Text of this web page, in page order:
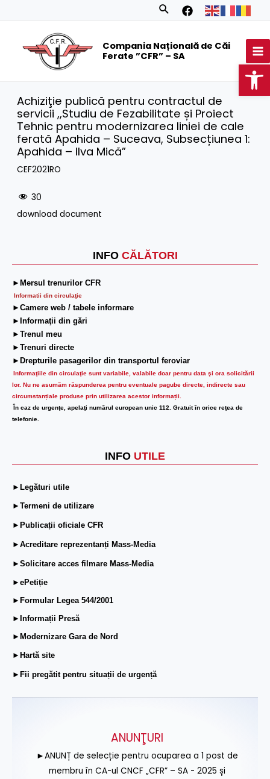
Search
Compania Națională de Căi
Ferate ”CFR” – SA
INFO CĂLĂTORI
►Mersul trenurilor CFR
Informatii din circulaţie
►Camere web / tabele informare
►Informaţii din gări
►Trenul meu
►Trenuri directe
►Drepturile pasagerilor din transportul feroviar
Informaţiile din circulaţie sunt variabile, valabile doar pentru data şi ora solicitării
lor. Nu ne asumăm răspunderea pentru eventuale pagube directe, indirecte sau
circumstanțiale produse prin utilizarea acestor informații.
În caz de urgenţe, apelaţi numărul european unic 112. Gratuit în orice reţea de
telefonie.
INFO UTILE
►Legături utile
►Termeni de utilizare
►Publicații oficiale CFR
►Acreditare reprezentanți Mass-Media
►Solicitare acces filmare Mass-Media
►ePetiție
►Formular Legea 544/2001
►Informații Presă
►Modernizare Gara de Nord
►Hartă site
►Fii pregătit pentru situații de urgență
Achiziţie publică pentru contractul de
servicii ,,Studiu de Fezabilitate și Proiect
Tehnic pentru modernizarea liniei de cale
ferată Apahida – Suceava, Subsecțiunea 1:
Apahida – Ilva Mică”
CEF2021RO
30
download document
ANUNŢURI
►ANUNȚ de selecție pentru ocuparea a 1 post de
membru în CA-ul CNCF „CFR” – SA - 2025 și